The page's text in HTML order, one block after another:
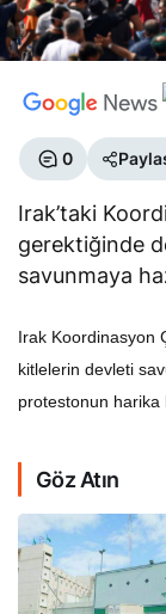
0 Paylaş
Irak’taki
gerektiğinde
savunmaya
Irak Koordinasyon
kitlelerin devleti
protestonun
Göz Atın